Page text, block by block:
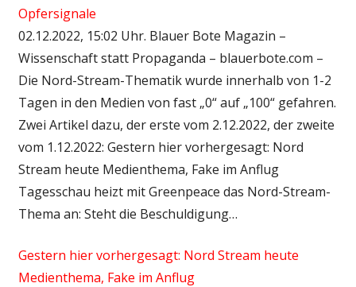
Opfersignale
02.12.2022, 15:02 Uhr. Blauer Bote Magazin –
Wissenschaft statt Propaganda – blauerbote.com –
Die Nord-Stream-Thematik wurde innerhalb von 1-2
Tagen in den Medien von fast „0“ auf „100“ gefahren.
Zwei Artikel dazu, der erste vom 2.12.2022, der zweite
vom 1.12.2022: Gestern hier vorhergesagt: Nord
Stream heute Medienthema, Fake im Anflug
Tagesschau heizt mit Greenpeace das Nord-Stream-
Thema an: Steht die Beschuldigung…
Gestern hier vorhergesagt: Nord Stream heute
Medienthema, Fake im Anflug